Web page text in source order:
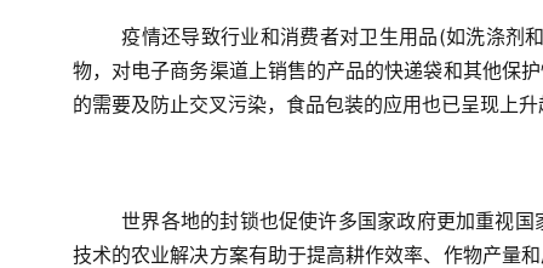
疫情还导致行业和消费者对卫生用品(如洗涤剂
物，对电子商务渠道上销售的产品的快递袋和其他保
的需要及防止交叉污染，食品包装的应用也已呈现上
世界各地的封锁也促使许多国家政府更加重视
技术的农业解决方案有助于提高耕作效率、作物产量